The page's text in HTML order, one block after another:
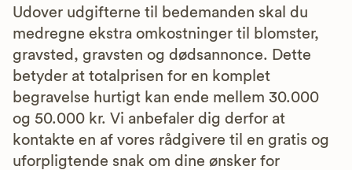
Udover udgifterne til bedemanden skal du
medregne ekstra omkostninger til blomster,
gravsted, gravsten og dødsannonce. Dette
betyder at totalprisen for en komplet
begravelse hurtigt kan ende mellem 30.000
og 50.000 kr. Vi anbefaler dig derfor at
kontakte en af vores rådgivere til en gratis og
uforpligtende snak om dine ønsker for